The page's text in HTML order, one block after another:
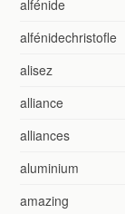
alfénide
alfénidechristofle
alisez
alliance
alliances
aluminium
amazing